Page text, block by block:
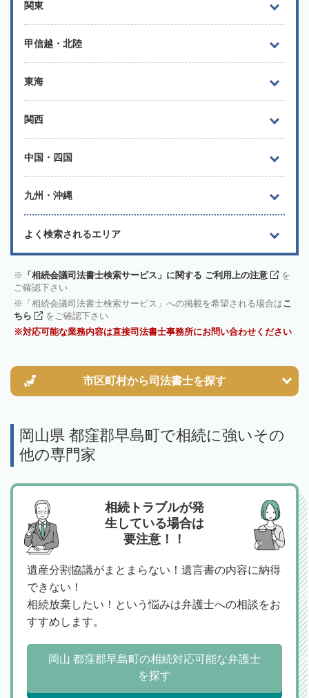
関東
甲信越・北陸
東海
関西
中国・四国
九州・沖縄
よく検索されるエリア
「相続会議司法書士検索サービス」に関する ご利用上の注意
を
ご確認下さい
「相続会議司法書士検索サービス」への掲載を希望される場合はこ
ちら
をご確認下さい
対応可能な業務内容は直接司法書士事務所にお問い合わせください
市区町村から司法書士を探す
岡山県 都窪郡早島町で相続に強いその
他の専門家
相続トラブルが発
生している場合は
要注意！！
遺産分割協議がまとまらない！遺言書の内容に納得
できない！
相続放棄したい！という悩みは弁護士への相談をお
すすめします。
岡山 都窪郡早島町の相続対応可能な弁護士
を探す